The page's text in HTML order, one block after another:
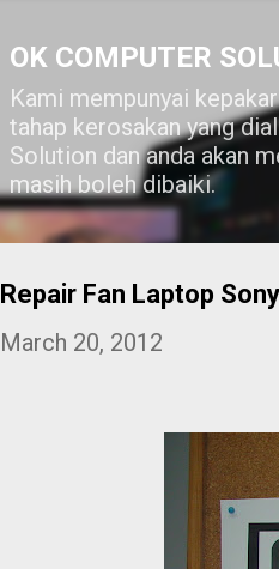
OK COMPUTER
Kami mempunyai
tahap kerosakan yang
Solution dan anda akan
masih boleh dibaiki.
Repair Fan Laptop
March 20, 2012